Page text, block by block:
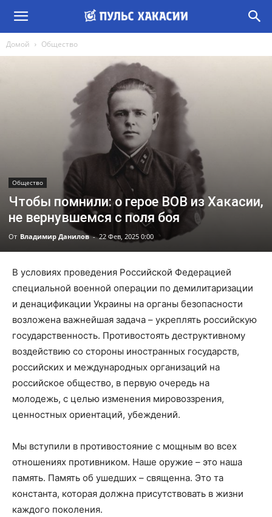
Домой Общество
Общество
Чтобы помнили: о герое ВОВ из Хакасии,
не вернувшемся с поля боя
От Владимир Данилов - 22 Фев, 2025 0:00
В условиях проведения Российской Федерацией
специальной военной операции по демилитаризации
и денацификации Украины на органы безопасности
возложена важнейшая задача – укреплять российскую
государственность. Противостоять деструктивному
воздействию со стороны иностранных государств,
российских и международных организаций на
российское общество, в первую очередь на
молодежь, с целью изменения мировоззрения,
ценностных ориентаций, убеждений.
Мы вступили в противостояние с мощным во всех
отношениях противником. Наше оружие – это наша
память. Память об ушедших – священна. Это та
константа, которая должна присутствовать в жизни
каждого поколения.